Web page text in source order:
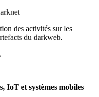
des activités sur les
du darkweb.
IoT et systèmes mobiles